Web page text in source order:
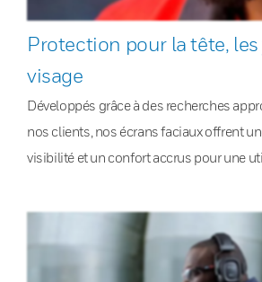
Protection pour la tête, les
visage
Développés grâce à des recherches
nos clients, nos écrans faciaux offrent
visibilité et un confort accrus pour une